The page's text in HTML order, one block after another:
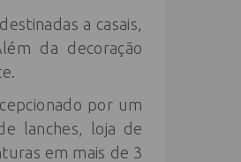
a casais,
da decoração
por um
lanches, loja de
em mais de 3